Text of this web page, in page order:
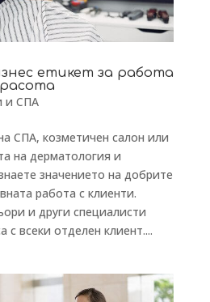
етикет за работа
и СПА
СПА, козметичен салон или
на дерматология и
значението на добрите
работа с клиенти.
и други специалисти
с всеки отделен клиент....